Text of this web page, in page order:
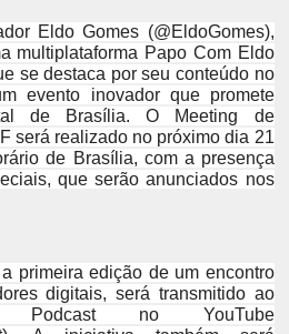
Eldo Gomes (@EldoGomes),
multiplataforma Papo Com Eldo
se destaca por seu conteúdo no
evento inovador que promete
de Brasília. O Meeting de
será realizado no próximo dia 21
de Brasília, com a presença
que serão anunciados nos
primeira edição de um encontro
digitais, será transmitido ao
no YouTube